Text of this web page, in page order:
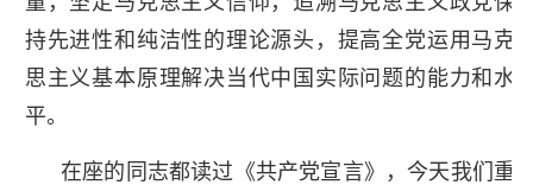
持先进性和纯洁性的理论源头，提高全党运用马克
思主义基本原理解决当代中国实际问题的能力和水
平。
在座的同志都读过《共产党宣言》，今天我们重